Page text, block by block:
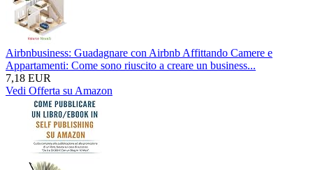
Airbnbusiness: Guadagnare con Airbnb Affittando Camere e
Appartamenti: Come sono riuscito a creare un business...
7,18 EUR
Vedi Offerta su Amazon